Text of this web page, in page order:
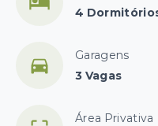
4
Garagens
3 Vagas
Área Privativa